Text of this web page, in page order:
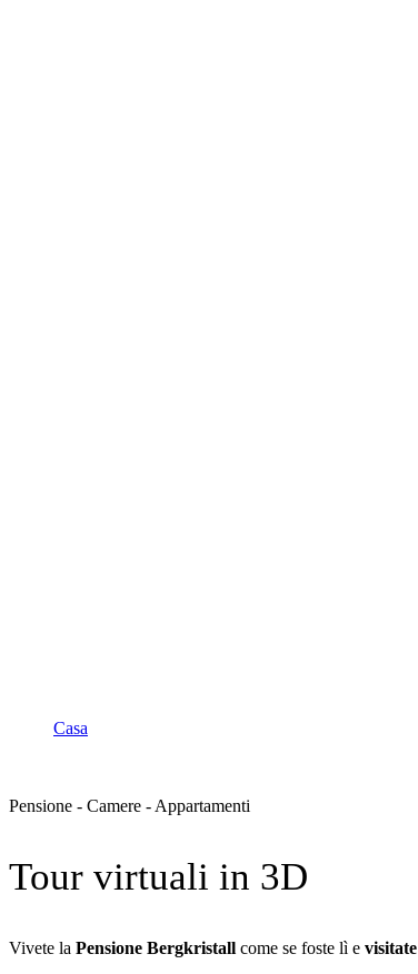
Casa
Pensione - Camere - Appartamenti
Tour virtuali in 3D
Vivete la Pensione Bergkristall come se foste lì e visitate